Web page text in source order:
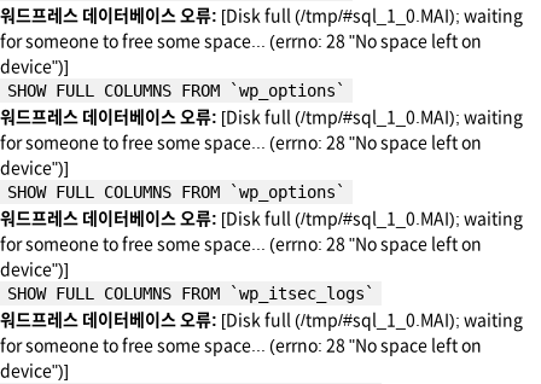
워드프레스 데이터베이스 오류: [Disk full (/tmp/#sql_1_0.MAI); waiting
for someone to free some space... (errno: 28 "No space left on
device")]
SHOW FULL COLUMNS FROM `wp_options`
워드프레스 데이터베이스 오류: [Disk full (/tmp/#sql_1_0.MAI); waiting
for someone to free some space... (errno: 28 "No space left on
device")]
SHOW FULL COLUMNS FROM `wp_options`
워드프레스 데이터베이스 오류: [Disk full (/tmp/#sql_1_0.MAI); waiting
for someone to free some space... (errno: 28 "No space left on
device")]
SHOW FULL COLUMNS FROM `wp_itsec_logs`
워드프레스 데이터베이스 오류: [Disk full (/tmp/#sql_1_0.MAI); waiting
for someone to free some space... (errno: 28 "No space left on
device")]